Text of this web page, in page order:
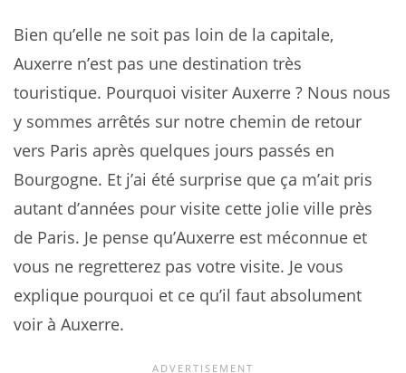
Bien qu’elle ne soit pas loin de la capitale,
Auxerre n’est pas une destination très
touristique. Pourquoi visiter Auxerre ? Nous nous
y sommes arrêtés sur notre chemin de retour
vers Paris après quelques jours passés en
Bourgogne. Et j’ai été surprise que ça m’ait pris
autant d’années pour visite cette jolie ville près
de Paris. Je pense qu’Auxerre est méconnue et
vous ne regretterez pas votre visite. Je vous
explique pourquoi et ce qu’il faut absolument
voir à Auxerre.